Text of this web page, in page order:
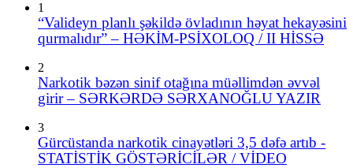
1
“Valideyn planlı şəkildə övladının həyat hekayəsini
qurmalıdır” – HƏKİM-PSİXOLOQ / II HİSSƏ
2
Narkotik bəzən sinif otağına müəllimdən əvvəl
girir – SƏRKƏRDƏ SƏRXANOĞLU YAZIR
3
Gürcüstanda narkotik cinayətləri 3,5 dəfə artıb -
STATİSTİK GÖSTƏRİCİLƏR / VİDEO